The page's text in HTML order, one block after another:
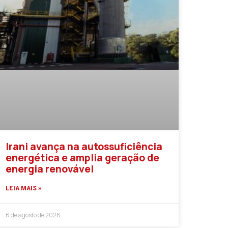
Irani avança na autossuficiência
energética e amplia geração de
energia renovável
LEIA MAIS »
6 de agosto de 2026